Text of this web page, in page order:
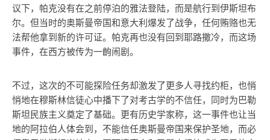
议下，帕克没有在之前停泊的雅法登陆，而是航行到伊斯坦布
尔。但当时的奥斯曼帝国和意大利爆发了战争，任何贿赂也无
法帮他拿到新的许可证。帕克再也没有回到耶路撒冷，而这场
事件，在西方被传为一齣闹剧。
不过，这次的不可能探险任务却激发了更多人寻找约柜，也悄
悄地在穆斯林信徒心中播下了对考古学的不信任，同时为巴勒
斯坦民族主义奠定了基础。更有历史学家称，这一事件也让当
地的阿拉伯人体会到，不能信任奥斯曼帝国来保护圣地，而必